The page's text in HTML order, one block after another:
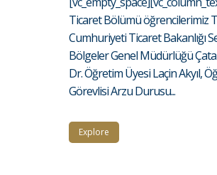
Ticaret Bölümü öğrencilerimiz
Cumhuriyeti Ticaret Bakanlığı
Bölgeler Genel Müdürlüğü
Dr. Öğretim Üyesi Laçin Akyıl,
Görevlisi Arzu Durusu...
Explore